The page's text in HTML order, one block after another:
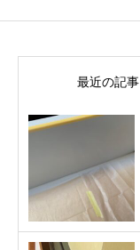
最近の記事